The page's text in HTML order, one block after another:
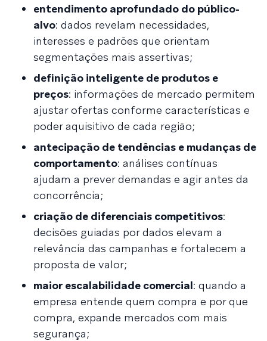
entendimento aprofundado do público-
alvo: dados revelam necessidades,
interesses e padrões que orientam
segmentações mais assertivas;
definição inteligente de produtos e
preços: informações de mercado permitem
ajustar ofertas conforme características e
poder aquisitivo de cada região;
antecipação de tendências e mudanças de
comportamento: análises contínuas
ajudam a prever demandas e agir antes da
concorrência;
criação de diferenciais competitivos:
decisões guiadas por dados elevam a
relevância das campanhas e fortalecem a
proposta de valor;
maior escalabilidade comercial: quando a
empresa entende quem compra e por que
compra, expande mercados com mais
segurança;